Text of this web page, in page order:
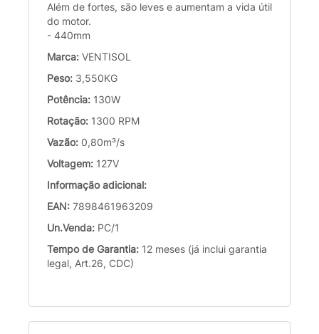
Além de fortes, são leves e aumentam a vida útil
do motor.
- 440mm
Marca: VENTISOL
Peso: 3,550KG
Potência: 130W
Rotação: 1300 RPM
Vazão: 0,80m³/s
Voltagem: 127V
Informação adicional:
EAN: 7898461963209
Un.Venda: PC/1
Tempo de Garantia: 12 meses (já inclui garantia
legal, Art.26, CDC)